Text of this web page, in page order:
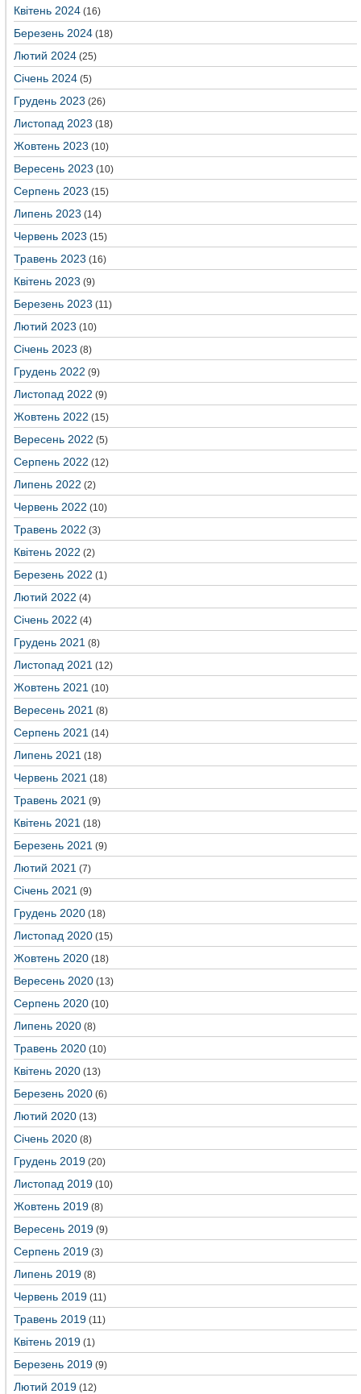
Квітень 2024 (16)
Березень 2024 (18)
Лютий 2024 (25)
Січень 2024 (5)
Грудень 2023 (26)
Листопад 2023 (18)
Жовтень 2023 (10)
Вересень 2023 (10)
Серпень 2023 (15)
Липень 2023 (14)
Червень 2023 (15)
Травень 2023 (16)
Квітень 2023 (9)
Березень 2023 (11)
Лютий 2023 (10)
Січень 2023 (8)
Грудень 2022 (9)
Листопад 2022 (9)
Жовтень 2022 (15)
Вересень 2022 (5)
Серпень 2022 (12)
Липень 2022 (2)
Червень 2022 (10)
Травень 2022 (3)
Квітень 2022 (2)
Березень 2022 (1)
Лютий 2022 (4)
Січень 2022 (4)
Грудень 2021 (8)
Листопад 2021 (12)
Жовтень 2021 (10)
Вересень 2021 (8)
Серпень 2021 (14)
Липень 2021 (18)
Червень 2021 (18)
Травень 2021 (9)
Квітень 2021 (18)
Березень 2021 (9)
Лютий 2021 (7)
Січень 2021 (9)
Грудень 2020 (18)
Листопад 2020 (15)
Жовтень 2020 (18)
Вересень 2020 (13)
Серпень 2020 (10)
Липень 2020 (8)
Травень 2020 (10)
Квітень 2020 (13)
Березень 2020 (6)
Лютий 2020 (13)
Січень 2020 (8)
Грудень 2019 (20)
Листопад 2019 (10)
Жовтень 2019 (8)
Вересень 2019 (9)
Серпень 2019 (3)
Липень 2019 (8)
Червень 2019 (11)
Травень 2019 (11)
Квітень 2019 (1)
Березень 2019 (9)
Лютий 2019 (12)